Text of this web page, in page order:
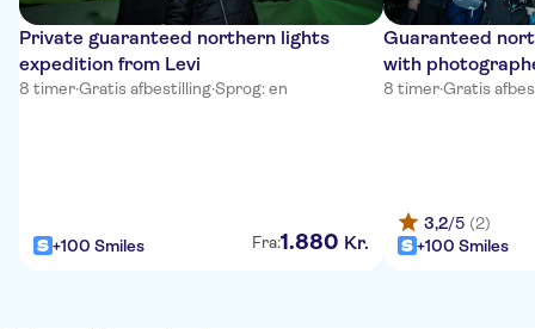
Private guaranteed northern lights
expedition from Levi
8 timer·Gratis afbestilling·Sprog: en
+100 Smiles Fra:1 .880 Kr.
Guaranteed
with
8 timer·Gratis
3,2/5 (2)
+100 Smiles